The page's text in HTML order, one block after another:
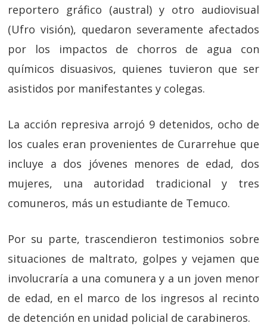
reportero gráfico (austral) y otro audiovisual
(Ufro visión), quedaron severamente afectados
por los impactos de chorros de agua con
químicos disuasivos, quienes tuvieron que ser
asistidos por manifestantes y colegas.
La acción represiva arrojó 9 detenidos, ocho de
los cuales eran provenientes de Curarrehue que
incluye a dos jóvenes menores de edad, dos
mujeres, una autoridad tradicional y tres
comuneros, más un estudiante de Temuco.
Por su parte, trascendieron testimonios sobre
situaciones de maltrato, golpes y vejamen que
involucraría a una comunera y a un joven menor
de edad, en el marco de los ingresos al recinto
de detención en unidad policial de carabineros.